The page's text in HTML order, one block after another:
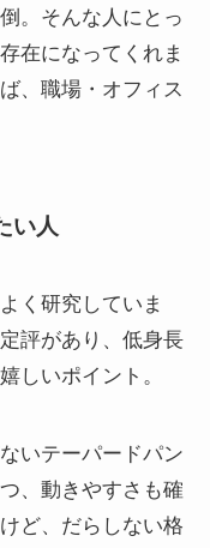
。そんな人にとっ
在になってくれま
、職場・オフィス
い人
く研究していま
評があり、低身長
しいポイント。
いテーパードパン
、動きやすさも確
ど、だらしない格